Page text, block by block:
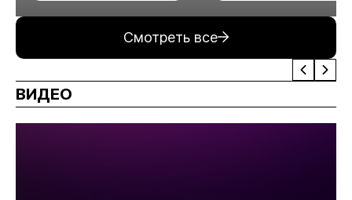
Смотреть все
ВИДЕО